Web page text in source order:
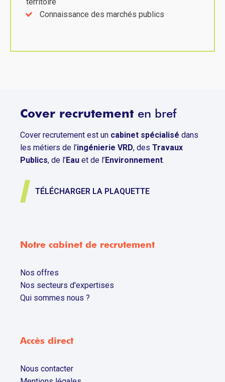
Connaissance des marchés publics
Cover recrutement en bref
Cover recrutement est un cabinet spécialisé dans
les métiers de l’ingénierie VRD, des Travaux
Publics, de l’Eau et de l’Environnement.
TÉLÉCHARGER LA PLAQUETTE
Notre cabinet de recrutement
Nos offres
Nos secteurs d'expertises
Qui sommes nous ?
Accès direct
Nous contacter